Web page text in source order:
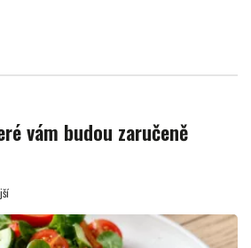
vám budou zaručeně